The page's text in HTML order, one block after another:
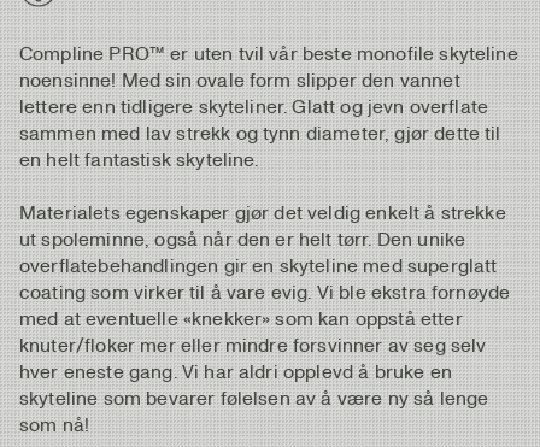
Compline PRO™ er uten tvil vår beste monofile skyteline
noensinne! Med sin ovale form slipper den vannet
lettere enn tidligere skyteliner. Glatt og jevn overflate
sammen med lav strekk og tynn diameter, gjør dette til
en helt fantastisk skyteline.
Materialets egenskaper gjør det veldig enkelt å strekke
ut spoleminne, også når den er helt tørr. Den unike
overflatebehandlingen gir en skyteline med superglatt
coating som virker til å vare evig. Vi ble ekstra fornøyde
med at eventuelle «knekker» som kan oppstå etter
knuter/floker mer eller mindre forsvinner av seg selv
hver eneste gang. Vi har aldri opplevd å bruke en
skyteline som bevarer følelsen av å være ny så lenge
som nå!